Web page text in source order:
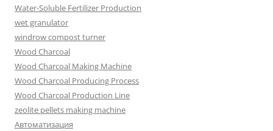
Water-Soluble Fertilizer Production
wet granulator
windrow compost turner
Wood Charcoal
Wood Charcoal Making Machine
Wood Charcoal Producing Process
Wood Charcoal Production Line
zeolite pellets making machine
Автоматизация